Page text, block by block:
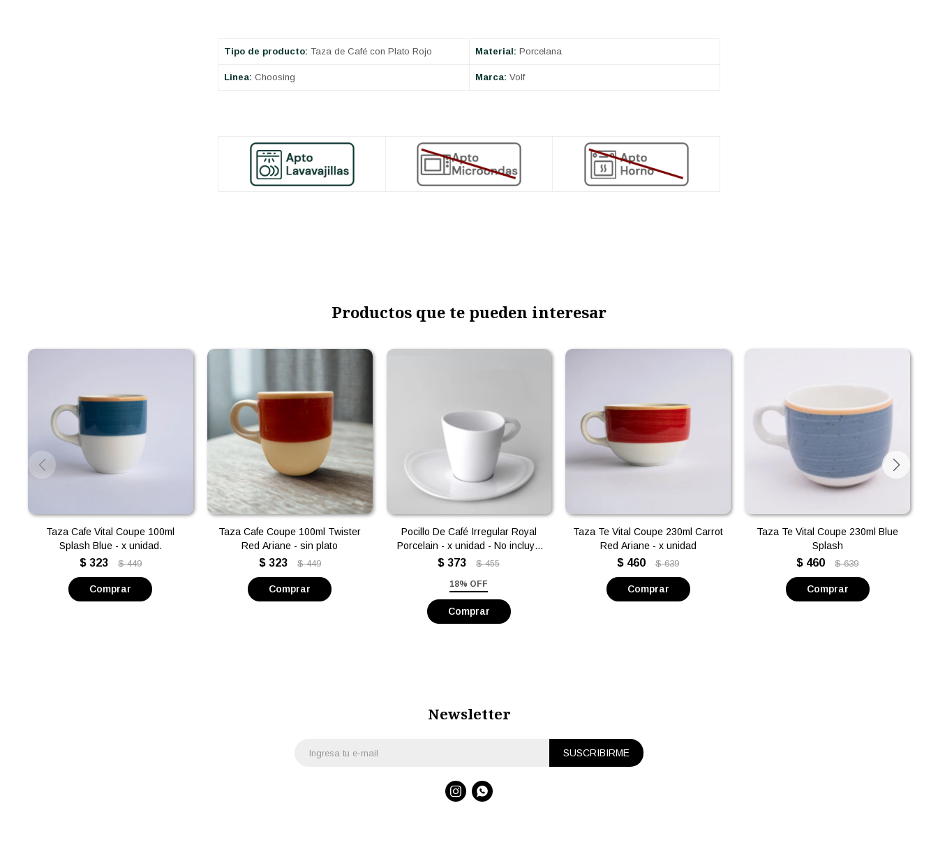
Tipo de producto: Taza de Café con Plato Rojo Material: Porcelana
Linea: Choosing Marca: Volf
Productos que te pueden interesar
Taza Cafe Vital Coupe 100ml
Splash Blue - x unidad.
$ 323 $ 449
Taza Cafe Coupe 100ml Twister
Red Ariane - sin plato
$ 323 $ 449
Pocillo De Café Irregular Royal
Porcelain - x unidad - No incluye
plato
$ 373 $ 455
18% OFF
Taza Te Vital Coupe 230ml Carrot
Red Ariane - x unidad
$ 460 $ 639
Taza Te Vital Coupe 230ml Blue
Splash
$ 460 $ 639
Newsletter
SUSCRIBIRME
 